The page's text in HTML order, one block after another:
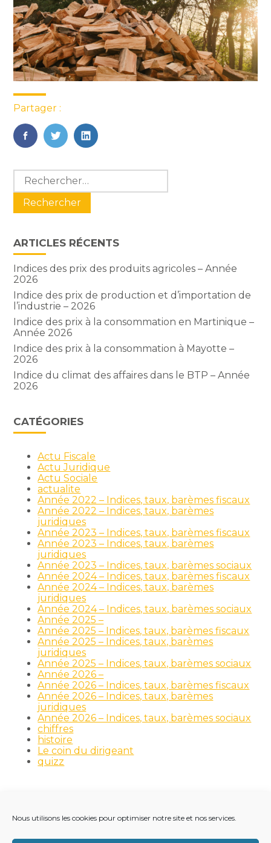
Nous utilisons les cookies pour optimiser notre site et nos services.
Partager :
FaceBook
TwitterLinkedIn
Blog
sidebar
Rechercher :
ARTICLES RÉCENTS
Indices des prix des produits agricoles – Année
2026
Indice des prix de production et d’importation de
l’industrie – 2026
Indice des prix à la consommation en Martinique –
Année 2026
Indice des prix à la consommation à Mayotte –
2026
Indice du climat des affaires dans le BTP – Année
2026
CATÉGORIES
Actu Fiscale
Actu Juridique
Actu Sociale
actualite
Année 2022 – Indices, taux, barèmes fiscaux
Année 2022 – Indices, taux, barèmes
juridiques
Année 2023 – Indices, taux, barèmes fiscaux
Année 2023 – Indices, taux, barèmes
juridiques
Année 2023 – Indices, taux, barèmes sociaux
Année 2024 – Indices, taux, barèmes fiscaux
Année 2024 – Indices, taux, barèmes
juridiques
Année 2024 – Indices, taux, barèmes sociaux
Année 2025 –
Année 2025 – Indices, taux, barèmes fiscaux
Année 2025 – Indices, taux, barèmes
juridiques
Année 2025 – Indices, taux, barèmes sociaux
Année 2026 –
Année 2026 – Indices, taux, barèmes fiscaux
Année 2026 – Indices, taux, barèmes
juridiques
Année 2026 – Indices, taux, barèmes sociaux
chiffres
histoire
Le coin du dirigeant
quizz
Principale